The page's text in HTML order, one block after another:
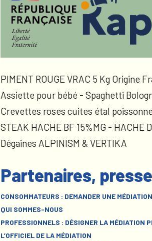
PIMENT ROUGE VRAC 5 Kg Origine
Assiette pour bébé - Spaghetti
Crevettes roses cuites étal
STEAK HACHE BF 15%MG - HACHE
Dégaines ALPINISM & VERTIKA
Partenaires,
CONSOMMATEURS : DEMANDER UNE MÉDIATION
QUI SOMMES-NOUS
PROFESSIONNELS : DÉSIGNER LA MÉDIATION
L’OFFICIEL DE LA MÉDIATION